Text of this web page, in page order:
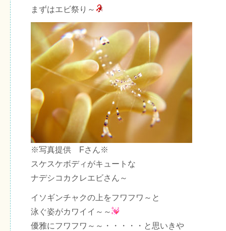
まずはエビ祭り～
※写真提供 Fさん※
スケスケボディがキュートな
ナデシコカクレエビさん～
イソギンチャクの上をフワフワ～と
泳ぐ姿がカワイイ～～
優雅にフワフワ～～・・・・・と思いきや